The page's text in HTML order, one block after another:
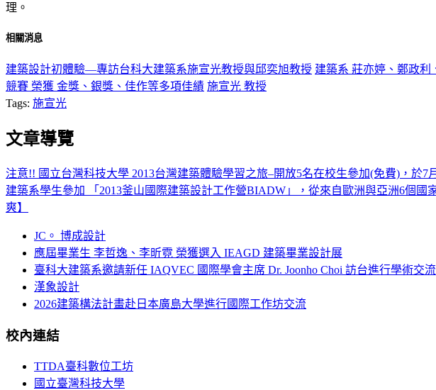
理。
相關消息
建築設計初體驗—專訪台科大建築系施宣光教授與邱奕旭教授 建築系 莊亦婷、鄭政利
競賽 榮獲 金獎、銀獎、佳作等多項佳績 施宣光 教授
Tags: 施宣光
文章導覽
注意!! 國立台灣科技大學 2013台灣建築體驗學習之旅–開放5名在校生參加(免費)，於7
建築系學生參加 「2013釜山國際建築設計工作營BIADW」，從來自歐洲與亞洲6個
爽】
JC。 博成設計
應屆畢業生 李哲逸、李昕霓 榮獲選入 IEAGD 建築畢業設計展
臺科大建築系邀請新任 IAQVEC 國際學會主席 Dr. Joonho Choi 訪台進行學術交流
漢象設計
2026建築構法計畫赴日本廣島大學進行國際工作坊交流
校內連結
TTDA臺科數位工坊
國立臺灣科技大學